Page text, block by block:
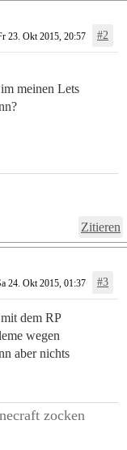
23. Okt 2015, 20:57 #2
meinen Lets
Zitieren
24. Okt 2015, 01:37 #3
dem RP
wegen
aber nichts
zocken